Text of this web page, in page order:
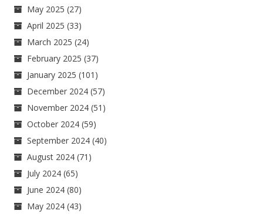
May 2025 (27)
April 2025 (33)
March 2025 (24)
February 2025 (37)
January 2025 (101)
December 2024 (57)
November 2024 (51)
October 2024 (59)
September 2024 (40)
August 2024 (71)
July 2024 (65)
June 2024 (80)
May 2024 (43)